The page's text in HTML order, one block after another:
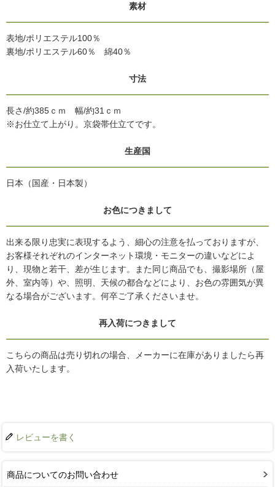
素材
表地/ポリエステル100％
裏地/ポリエステル60％ 綿40％
寸法
長さ/約385ｃｍ 幅/約31ｃｍ
※お仕立て上がり。京袋帯仕立てです。
生産国
日本（国産・日本製）
お色につきまして
出来る限り忠実に表現するよう、細心の注意を払っておりますが、
お客様それぞれのインターネット環境・モニターの違いなどによ
り、現物と若干、差が生じます。また同じ商品でも、撮影場所（屋
外、室内等）や、照明、天候の都合などにより、お色の雰囲気が異
なる場合がございます。何卒ご了承くださいませ。
再入荷につきまして
こちらの商品は売り切れの場合、メーカーに在庫がありましたら再
入荷いたします。
レビューを書く
商品についてのお問い合わせ